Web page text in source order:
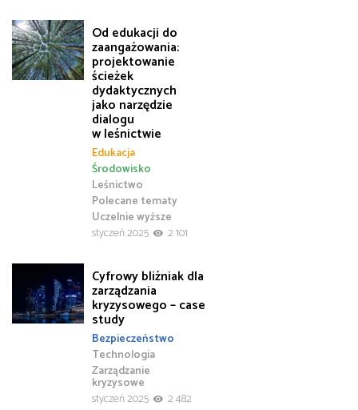
Od edukacji do
zaangażowania:
projektowanie
ścieżek
dydaktycznych
jako narzędzie
dialogu
w leśnictwie
Edukacja
Leśnictwo
Polecane tematy
Środowisko
Uczelnie wyższe
styczeń 2025
2 101
Cyfrowy bliźniak dla
zarządzania
kryzysowego – case
study
Bezpieczeństwo
Technologia
Zarządzanie
kryzysowe
styczeń 2025
2 482